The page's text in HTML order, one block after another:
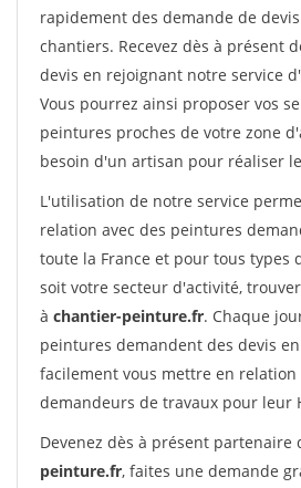
rapidement des demande de
chantiers. Recevez dès à présent
devis en rejoignant notre service
Vous pourrez ainsi proposer vos
peintures proches de votre zone
besoin d'un artisan pour réaliser
L'utilisation de notre service
relation avec des peintures
toute la France et pour tous types
soit votre secteur d'activité,
à chantier-peinture.fr. Chaque
peintures demandent des devis
facilement vous mettre en relation
demandeurs de travaux pour leur
Devenez dès à présent partenaire
peinture.fr, faites une demande